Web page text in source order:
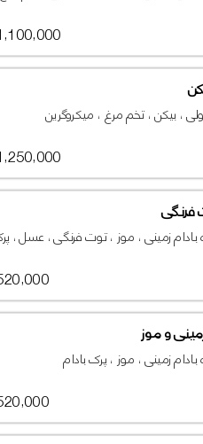
1,100,000
، بیکن ، تخم مرغ ، میکروگرین
1,250,000
بادام زمینی ، موز ، توت فرنگی ، عسل ،
520,000
و موز
زمینی ، موز ، پرک بادام
520,000